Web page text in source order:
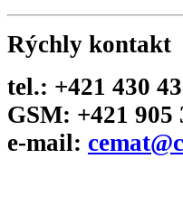
Rýchly kontakt
tel.: +421 430
GSM: +421 905
e-mail: